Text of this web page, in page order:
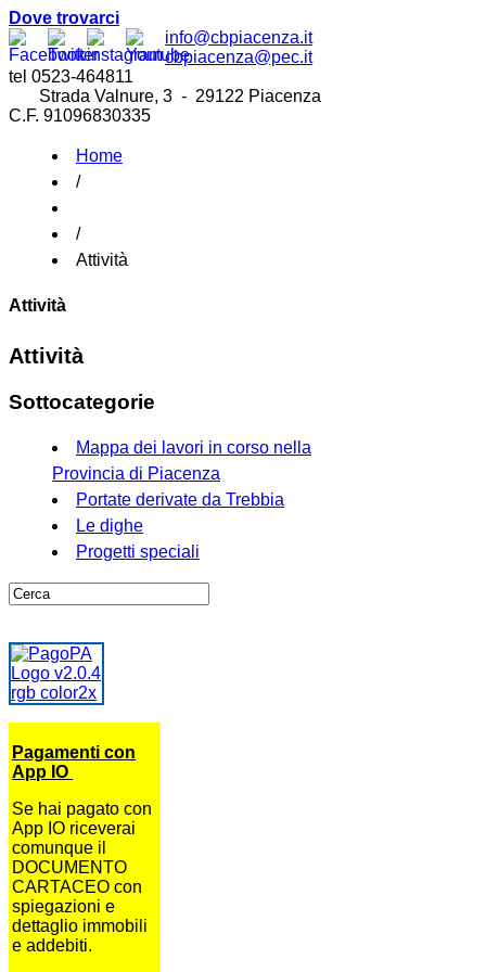
Dove trovarci
info@cbpiacenza.it
cbpiacenza@pec.it
tel 0523-464811
Strada Valnure, 3 - 29122 Piacenza
C.F. 91096830335
Home
/
/
Attività
Attività
Attività
Sottocategorie
Mappa dei lavori in corso nella
Provincia di Piacenza
Portate derivate da Trebbia
Le dighe
Progetti speciali
Pagamenti con
App IO
Se hai pagato con
App IO riceverai
comunque il
DOCUMENTO
CARTACEO con
spiegazioni e
dettaglio immobili
e addebiti.